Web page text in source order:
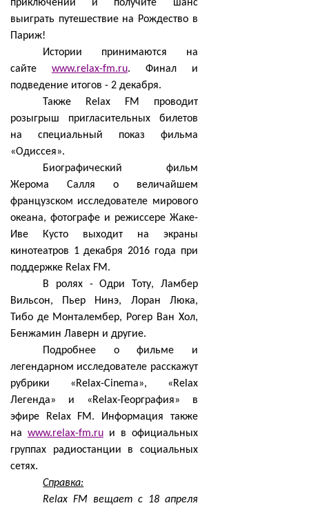
приключении и получите шанс
выиграть путешествие на Рождество в
Париж!
Истории принимаются на
сайте www.relax-fm.ru. Финал и
подведение итогов - 2 декабря.
Также Relax FM проводит
розыгрыш пригласительных билетов
на специальный показ фильма
«Одиссея».
Биографический фильм
Жерома Салля о величайшем
французском исследователе мирового
океана, фотографе и режиссере Жаке-
Иве Кусто выходит на экраны
кинотеатров 1 декабря 2016 года при
поддержке Relax FM.
В ролях - Одри Тоту, Ламбер
Вильсон, Пьер Нинэ, Лоран Люка,
Тибо де Монталембер, Рогер Ван Хол,
Бенжамин Лаверн и другие.
Подробнее о фильме и
легендарном исследователе расскажут
рубрики «Relax-Cinema», «Relax
Легенда» и «Relax-Георграфия» в
эфире Relax FM. Информация также
на www.relax-fm.ruи в официальных
группах радиостанции в социальных
сетях.
Справка:
Relax FM вещает с 18 апреля